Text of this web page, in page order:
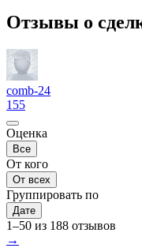
Отзывы о
comb-24
155
Оценка
Все
От кого
От всех
Группировать по
Дате
1–50 из 188 отзывов
→